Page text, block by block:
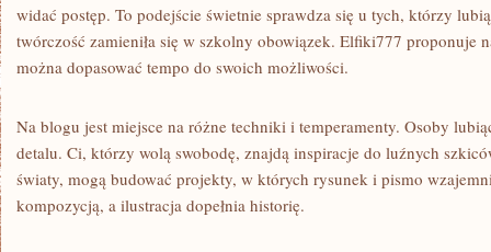
widać postęp. To podejście świetnie sprawdza się u tych, którzy
twórczość zamieniła się w szkolny obowiązek. Elfiki777 proponuje
można dopasować tempo do swoich możliwości.
Na blogu jest miejsce na różne techniki i temperamenty. Osoby
detalu. Ci, którzy wolą swobodę, znajdą inspiracje do luźnych
światy, mogą budować projekty, w których rysunek i pismo
kompozycją, a ilustracja dopełnia historię.